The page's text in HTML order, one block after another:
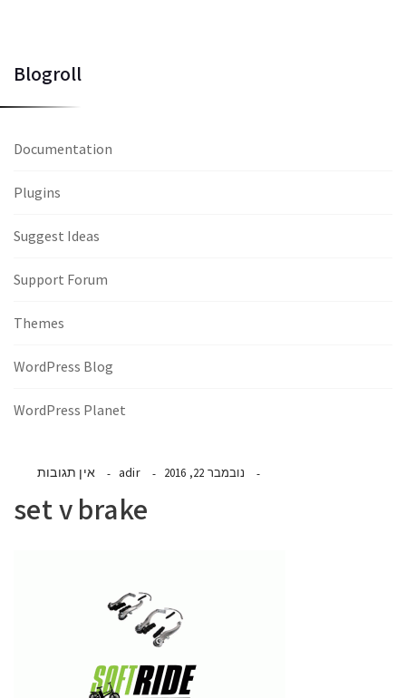
נובמבר 22, 2016 adir אין תגובות
set v brake
Blogroll
Documentation
Plugins
Suggest Ideas
Support Forum
Themes
WordPress Blog
WordPress Planet